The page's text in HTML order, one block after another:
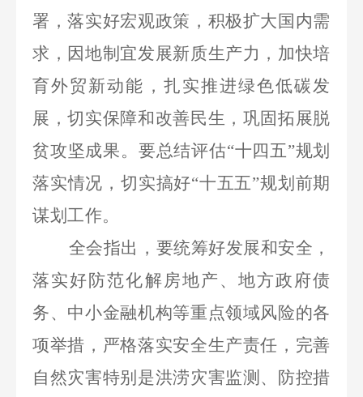
署，落实好宏观政策，积极扩大国内需
求，因地制宜发展新质生产力，加快培
育外贸新动能，扎实推进绿色低碳发
展，切实保障和改善民生，巩固拓展脱
贫攻坚成果。要总结评估“十四五”规划
落实情况，切实搞好“十五五”规划前期
谋划工作。
全会指出，要统筹好发展和安全，
落实好防范化解房地产、地方政府债
务、中小金融机构等重点领域风险的各
项举措，严格落实安全生产责任，完善
自然灾害特别是洪涝灾害监测、防控措